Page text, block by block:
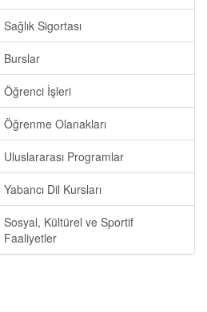
Sağlık Sigortası
Burslar
Öğrenci İşleri
Öğrenme Olanakları
Uluslararası Programlar
Yabancı Dil Kursları
Sosyal, Kültürel ve Sportif
Faaliyetler